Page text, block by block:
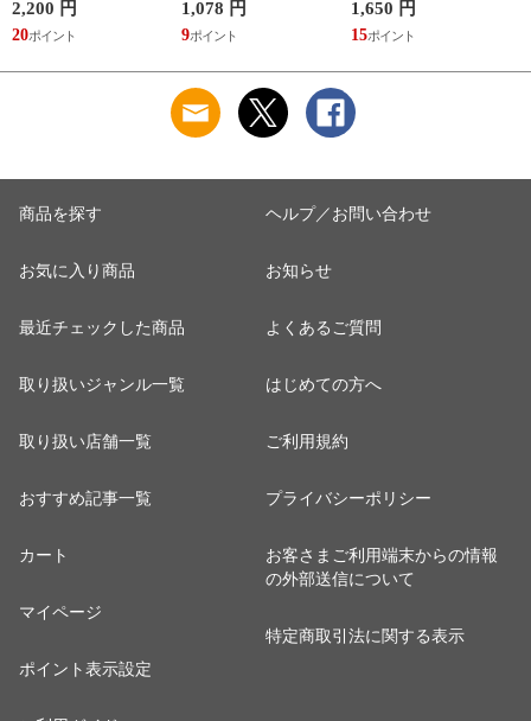
マイボトル 動物 ア
ニマル ゴリラ ごリ
ラックス ゴリゴリボ
2,200 円
20
ふんわり 足湯のよう
なぽかぽかナイトウ
ォーマー inf-26
1,078 円
9
サウナ ごリラックス
まもるさんの洗える
巾着 ブラック 黒
1,650 円
15
商品を探す
お気に入り商品
最近チェックした商品
取り扱いジャンル一覧
取り扱い店舗一覧
おすすめ記事一覧
カート
マイページ
ポイント表示設定
ヘルプ／お問い合わせ
お知らせ
よくあるご質問
はじめての方へ
ご利用規約
プライバシーポリシー
お客さまご利用端末からの情報
の外部送信について
特定商取引法に関する表示